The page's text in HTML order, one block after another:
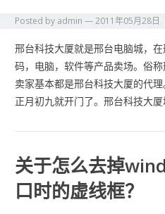
Posted by admin —2011年05月28日
邢台科技大厦就是邢台电脑城，
码，电脑，软件等产品卖场。俗
卖家基本都是邢台科技大厦的代
正月初九就开门了。邢台科技大
关于怎么去掉
口时的虚线框？